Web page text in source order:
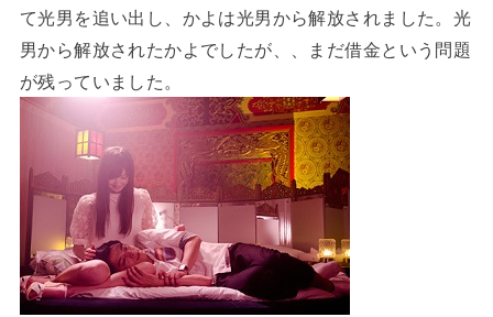
て光男を追い出し、かよは光男から解放されました。光
男から解放されたかよでしたが、、まだ借金という問題
が残っていました。